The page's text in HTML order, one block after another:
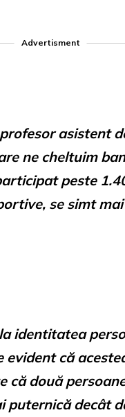
Advertisment
asistent
ne cheltuim
peste
se simt
identitatea
că
două
decât